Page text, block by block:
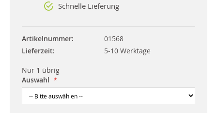
Schnelle Lieferung
Artikelnummer
01568
Lieferzeit
5-10 Werktage
Nur 1 übrig
Auswahl